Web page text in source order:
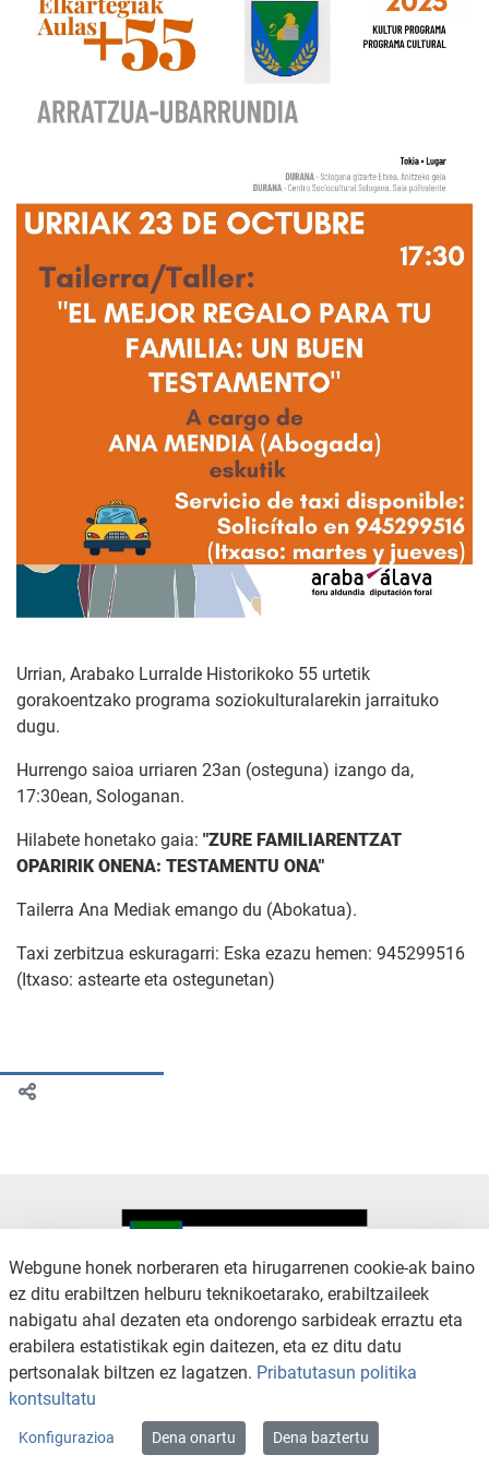
Urrian, Arabako Lurralde Historikoko 55 urtetik
gorakoentzako programa soziokulturalarekin jarraituko
dugu.
Hurrengo saioa urriaren 23an (osteguna) izango da,
17:30ean, Sologanan.
Hilabete honetako gaia: "ZURE FAMILIARENTZAT
OPARIRIK ONENA: TESTAMENTU ONA"
Tailerra Ana Mediak emango du (Abokatua).
Taxi zerbitzua eskuragarri: Eska ezazu hemen: 945299516
(Itxaso: astearte eta ostegunetan)
KONTAKTUA
LEGE OHARRA
SALAKETA KANALA
PRIBATUTASUN POLITIKA
Copyright © 2026 / Excmo. arratzua | Todos los derechos reservados.
Webgune honek norberaren eta hirugarrenen cookie-ak baino
ez ditu erabiltzen helburu teknikoetarako, erabiltzaileek
nabigatu ahal dezaten eta ondorengo sarbideak erraztu eta
erabilera estatistikak egin daitezen, eta ez ditu datu
pertsonalak biltzen ez lagatzen. Pribatutasun politika
kontsultatu
Konfigurazioa Dena onartu Dena baztertu